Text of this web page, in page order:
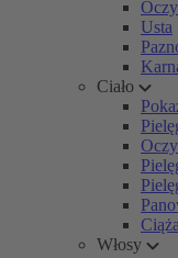
Oczy
Usta
Ciało
Włosy